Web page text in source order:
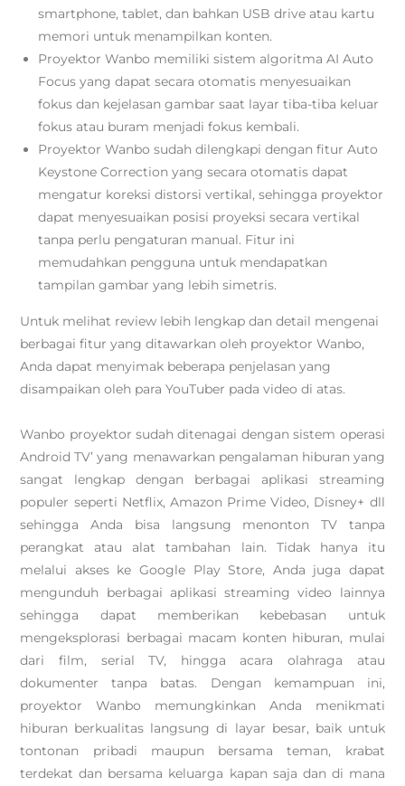
smartphone, tablet, dan bahkan USB drive atau kartu
memori untuk menampilkan konten.
Proyektor Wanbo memiliki sistem algoritma AI Auto
Focus yang dapat secara otomatis menyesuaikan
fokus dan kejelasan gambarsaat layar tiba-tiba keluar
fokus atau buram menjadi fokus kembali.
Proyektor Wanbo sudah dilengkapi dengan fitur Auto
Keystone Correction yang secara otomatis dapat
mengatur koreksi distorsi vertikal, sehingga proyektor
dapat menyesuaikan posisi proyeksi secara vertikal
tanpa perlu pengaturan manual. Fitur ini
memudahkan pengguna untuk mendapatkan
tampilan gambar yang lebih simetris.
Untuk melihat review lebih lengkap dan detail mengenai
berbagai fitur yang ditawarkan oleh proyektor Wanbo,
Anda dapat menyimak beberapa penjelasan yang
disampaikan oleh para YouTuber pada video di atas.
Wanbo proyektor sudah ditenagai dengan sistem operasi
Android TV’ yang menawarkan pengalaman hiburan yang
sangat lengkap dengan berbagai aplikasi streaming
populer seperti Netflix, Amazon Prime Video, Disney+ dll
sehingga Anda bisa langsung menonton TV tanpa
perangkat atau alat tambahan lain. Tidak hanya itu
melalui akses ke Google Play Store, Anda juga dapat
mengunduh berbagai aplikasi streaming video lainnya
sehingga dapat memberikan kebebasan untuk
mengeksplorasi berbagai macam konten hiburan, mulai
dari film, serial TV, hingga acara olahraga atau
dokumenter tanpa batas. Dengan kemampuan ini,
proyektor Wanbo memungkinkan Anda menikmati
hiburan berkualitas langsung di layar besar, baik untuk
tontonan pribadi maupun bersama teman, krabat
terdekat dan bersama keluarga kapan saja dan di mana